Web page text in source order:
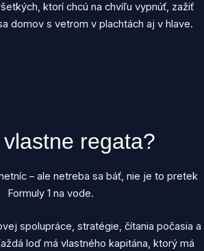
ktorí chcú na chvíľu vypnúť, zažiť
domov s vetrom v plachtách aj v hlave.
regata?
– ale netreba sa báť, nie je to pretek
Formuly 1 na vode.
spolupráce, stratégie, čítania počasia a
loď má vlastného kapitána, ktorý má